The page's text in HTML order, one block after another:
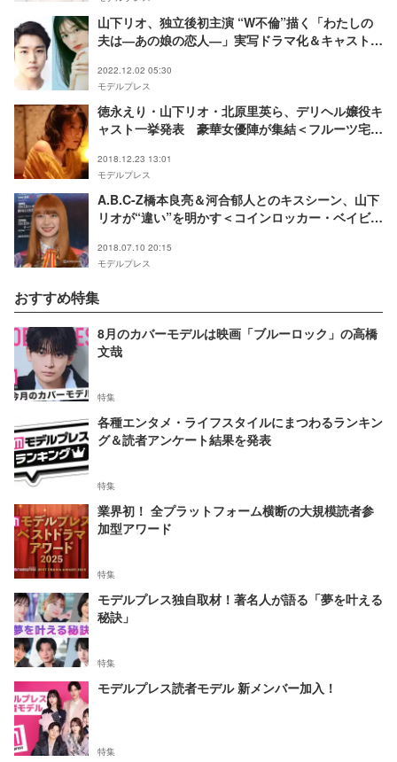
山下リオ、独立後初主演 “W不倫”描く「わたしの
夫は―あの娘の恋人―」実写ドラマ化＆キャスト発
2022.12.02 05:30
モデルプレス
徳永えり・山下リオ・北原里英ら、デリヘル嬢役キ
ャスト一挙発表 豪華女優陣が集結＜フルーツ宅配
2018.12.23 13:01
モデルプレス
A.B.C-Z橋本良亮＆河合郁人とのキスシーン、山下
リオが“違い”を明かす＜コインロッカー・ベイビー
2018.07.10 20:15
モデルプレス
おすすめ特集
8月のカバーモデルは映画「ブルーロック」の高橋
文哉
特集
各種エンタメ・ライフスタイルにまつわるランキン
グ＆読者アンケート結果を発表
特集
業界初！ 全プラットフォーム横断の大規模読者参
加型アワード
特集
モデルプレス独自取材！著名人が語る「夢を叶える
秘訣」
特集
モデルプレス読者モデル 新メンバー加入！
特集